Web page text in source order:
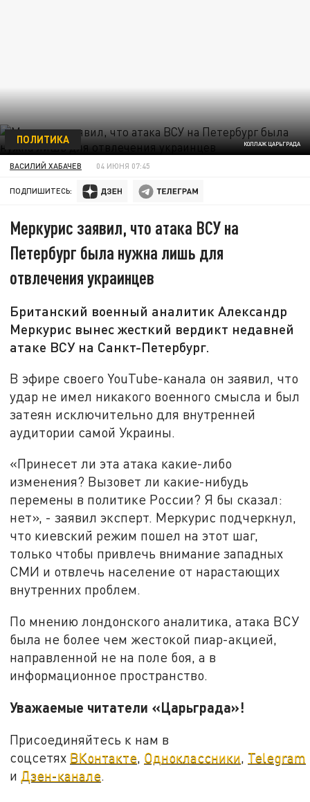
КОЛЛАЖ ЦАРЬГРАДА
ПОЛИТИКА
ВАСИЛИЙ ХАБАЧЕВ 04 ИЮНЯ 07:45
ПОДПИШИТЕСЬ:
Меркурис заявил, что атака ВСУ на
Петербург была нужна лишь для
отвлечения украинцев
Британский военный аналитик Александр
Меркурис вынес жесткий вердикт недавней
атаке ВСУ на Санкт-Петербург.
В эфире своего YouTube-канала он заявил, что
удар не имел никакого военного смысла и был
затеян исключительно для внутренней
аудитории самой Украины.
«Принесет ли эта атака какие-либо
изменения? Вызовет ли какие-нибудь
перемены в политике России? Я бы сказал:
нет», - заявил эксперт. Меркурис подчеркнул,
что киевский режим пошел на этот шаг,
только чтобы привлечь внимание западных
СМИ и отвлечь население от нарастающих
внутренних проблем.
По мнению лондонского аналитика, атака ВСУ
была не более чем жестокой пиар-акцией,
направленной не на поле боя, а в
информационное пространство.
Уважаемые читатели «Царьграда»!
Присоединяйтесь к нам в
соцсетях ВКонтакте Одноклассники Telegram
и Дзен-канале